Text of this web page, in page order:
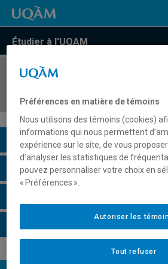
Étudier à l'UQAM
COURS//
Description du cours
Horaire - Été 2026
Préférences en matière de témoins
Nous utilisons des témoins (cookies)
informations qui nous permettent
expérience sur le site, de vous
d’analyser les statistiques de
pouvez personnaliser votre choix en
« Préférences ».
Tout refuser
Autoriser les